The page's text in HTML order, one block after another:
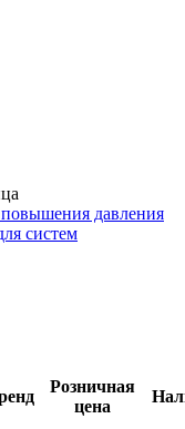
давления
систем
Розничная
цена